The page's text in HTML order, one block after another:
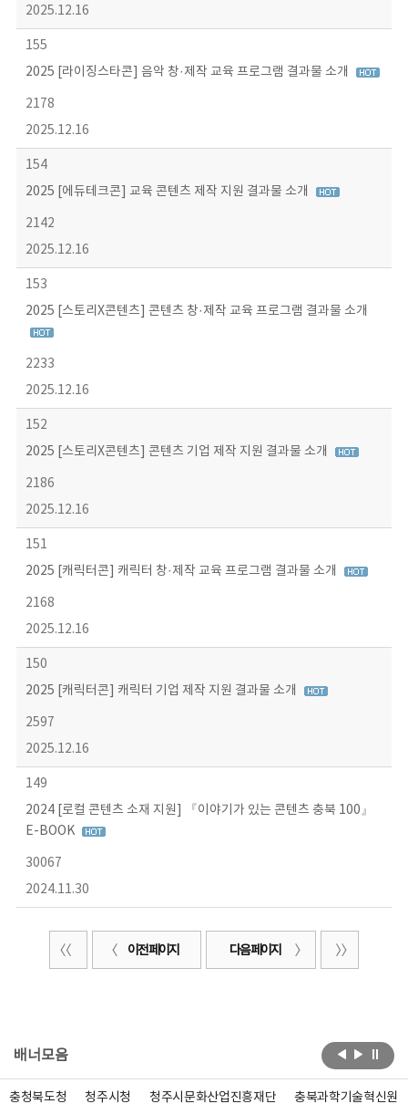
2025.12.16
155
2025 [라이징스타콘] 음악 창·제작 교육 프로그램 결과물 소개
2178
2025.12.16
154
2025 [에듀테크콘] 교육 콘텐츠 제작 지원 결과물 소개
2142
2025.12.16
153
2025 [스토리X콘텐츠] 콘텐츠 창·제작 교육 프로그램 결과물 소개
2233
2025.12.16
152
2025 [스토리X콘텐츠] 콘텐츠 기업 제작 지원 결과물 소개
2186
2025.12.16
151
2025 [캐릭터콘] 캐릭터 창·제작 교육 프로그램 결과물 소개
2168
2025.12.16
150
2025 [캐릭터콘] 캐릭터 기업 제작 지원 결과물 소개
2597
2025.12.16
149
2024 [로컬 콘텐츠 소재 지원] 『이야기가 있는 콘텐츠 충북 100』
E-BOOK
30067
2024.11.30
이전 페이지 다음 페이지
배너모음
충청북도청 청주시청 청주시문화산업진흥재단 충북과학기술혁신원